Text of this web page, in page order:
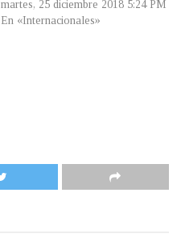
martes, 25 diciembre 2018 5:24 PM
En «Internacionales»